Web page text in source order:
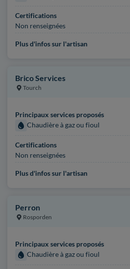
Certifications
Non renseignées
Plus d'infos sur l'artisan
Brico Services
Tourch
Principaux services proposés
Chaudière à gaz ou fioul
Certifications
Non renseignées
Plus d'infos sur l'artisan
Perron
Rosporden
Principaux services proposés
Chaudière à gaz ou fioul